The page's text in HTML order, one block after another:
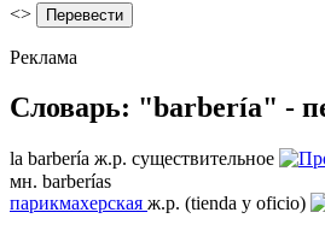
<>
Реклама
Словарь: "barbería" -
la barbería ж.р. существительное
мн. barberías
парикмахерская ж.р. (tienda y oficio)